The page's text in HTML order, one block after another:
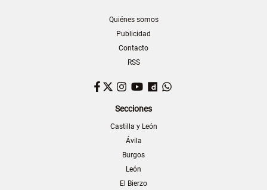
Quiénes somos
Publicidad
Contacto
RSS
Facebook
TwitterInstagram
YouTubeDailymotion
Secciones
Castilla y León
Ávila
Burgos
León
El Bierzo